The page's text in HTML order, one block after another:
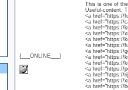
{___ONLINE___}
This is one of
Useful-content.
<a href="https://
<a href="https://
<a href="https://
<a href="https://
<a href="https://
<a href="https://
<a href="https://
<a href="https://
<a href="https://
<a href="https://
<a href="https://
<a href="https://
<a href="https://